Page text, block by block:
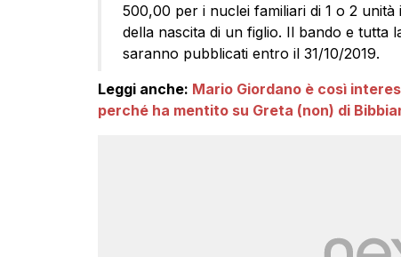
500,00 per i nuclei familiari di 1 o 2
della nascita di un figlio. Il bando e tutta
saranno pubblicati entro il 31/10/2019.
Leggi anche: Mario Giordano è così
perché ha mentito su Greta (non) di